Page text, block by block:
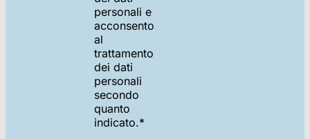
personali e
acconsento
al
trattamento
dei dati
personali
secondo
quanto
indicato.*